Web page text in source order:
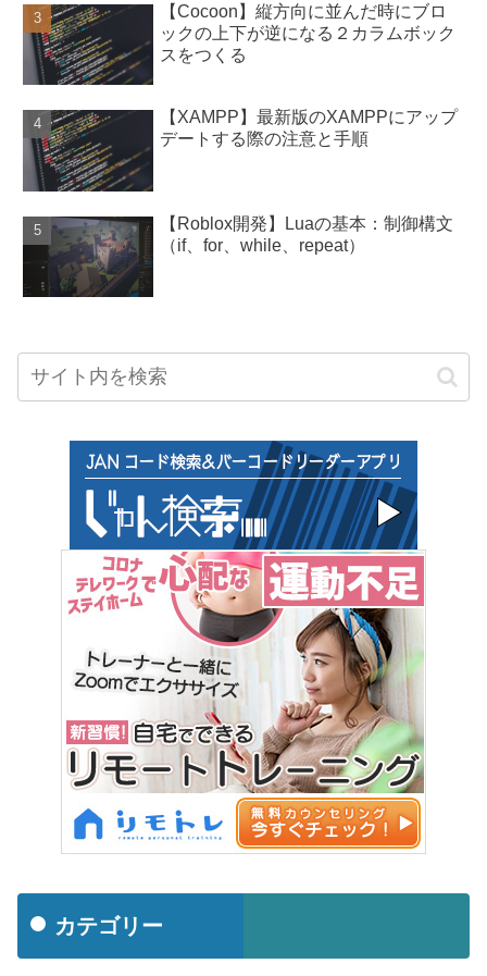
【Cocoon】縦方向に並んだ時にブロ
ックの上下が逆になる２カラムボック
スをつくる
【XAMPP】最新版のXAMPPにアップ
デートする際の注意と手順
【Roblox開発】Luaの基本：制御構文
（if、for、while、repeat）
カテゴリー